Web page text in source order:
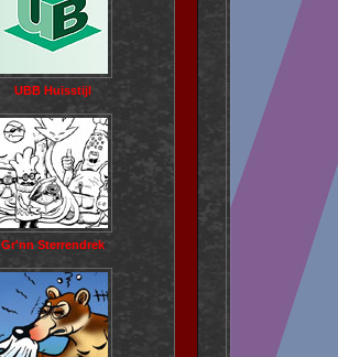
UBB Huisstijl
Gr'nn Sterrendrek